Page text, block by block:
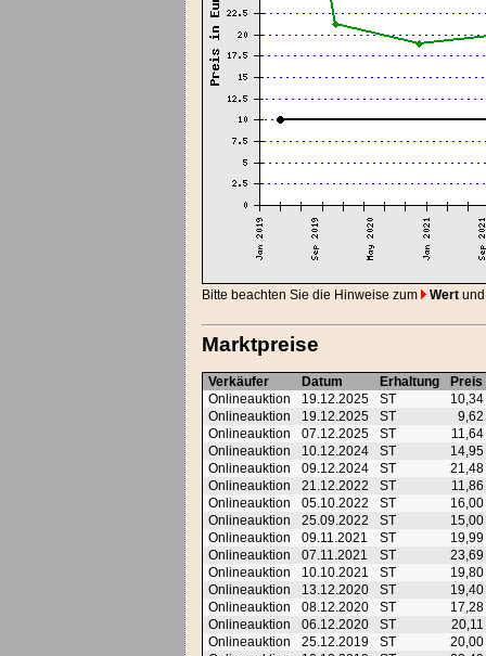
Bitte beachten Sie die Hinweise zum Wert
Marktpreise
Verkäufer Datum Erhaltung
Preis
Onlineauktion
19.12.2025 ST
Onlineauktion
19.12.2025 ST
Onlineauktion
07.12.2025 ST
Onlineauktion
10.12.2024 ST
Onlineauktion
09.12.2024 ST
Onlineauktion
21.12.2022 ST
Onlineauktion
05.10.2022 ST
Onlineauktion
25.09.2022 ST
Onlineauktion
09.11.2021 ST
Onlineauktion
07.11.2021 ST
Onlineauktion
10.10.2021 ST
Onlineauktion
13.12.2020 ST
Onlineauktion
08.12.2020 ST
Onlineauktion
06.12.2020 ST
Onlineauktion
25.12.2019 ST